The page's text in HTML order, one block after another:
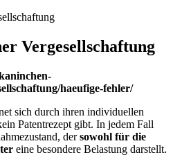
Vergesellschaftung
haeufige-fehler/
sich durch ihren individuellen
Patentrezept gibt. In jedem Fall
dersowohl für die
eine besondere Belastung darstellt.